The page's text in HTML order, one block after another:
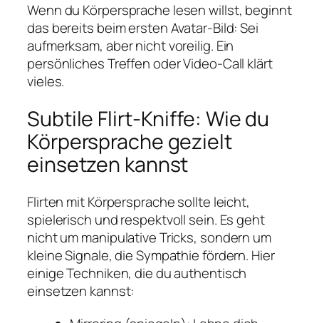
Wenn du Körpersprache lesen willst, beginnt
das bereits beim ersten Avatar-Bild: Sei
aufmerksam, aber nicht voreilig. Ein
persönliches Treffen oder Video-Call klärt
vieles.
Subtile Flirt-Kniffe: Wie du
Körpersprache gezielt
einsetzen kannst
Flirten mit Körpersprache sollte leicht,
spielerisch und respektvoll sein. Es geht
nicht um manipulative Tricks, sondern um
kleine Signale, die Sympathie fördern. Hier
einige Techniken, die du authentisch
einsetzen kannst: